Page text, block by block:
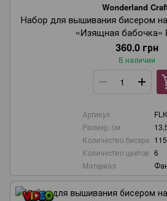
Wonderland
Набор для вышивания бисером
«Изящная бабочка»
360.0 грн
В наличии
Артикул
Размер, см
Количество бисера
Количество цветов 6
Материал